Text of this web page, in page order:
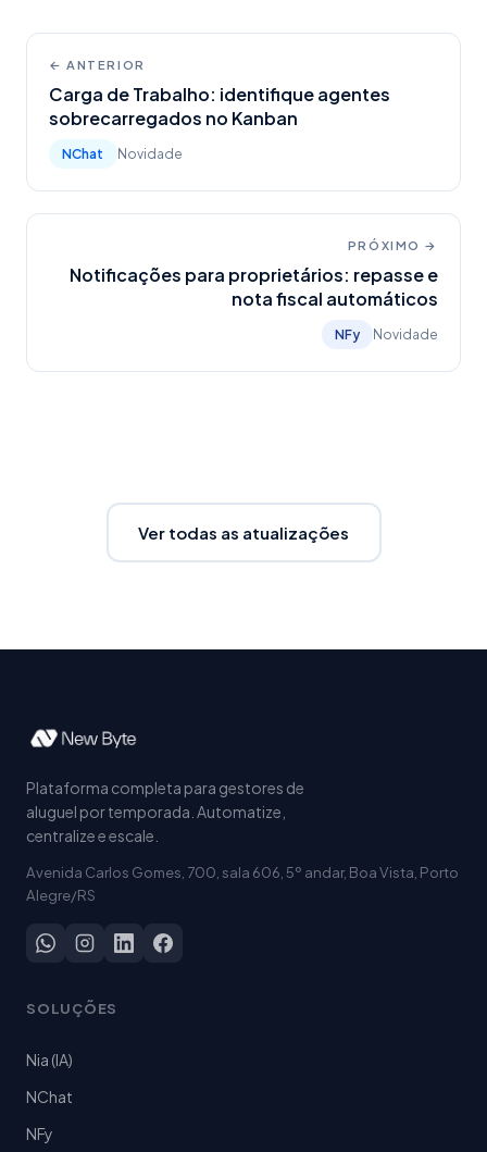
← ANTERIOR
Carga de Trabalho: identifique agentes
sobrecarregados no Kanban
NChat Novidade
PRÓXIMO →
Notificações para proprietários: repasse e
nota fiscal automáticos
NFy Novidade
Ver todas as atualizações
Plataforma completa para gestores de
aluguel por temporada. Automatize,
centralize e escale.
Avenida Carlos Gomes, 700, sala 606, 5º andar, Boa Vista, Porto
Alegre/RS
SOLUÇÕES
Nia (IA)
NChat
NFy